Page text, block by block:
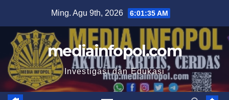
content
Ming. Agu 9th, 2026 6:01:36 AM
mediainfopol.com
Investigasi dan Edukasi